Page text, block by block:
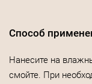
Способ
Нанесите на
смойте. При